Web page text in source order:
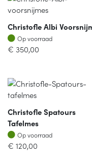
Christofle Albi
Op voorraad
Op voorraad
€ 350,00
Christofle Spatours
Tafelmes
Op voorraad
Op voorraad
€ 120,00